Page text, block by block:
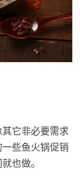
它非必要需求
些鱼火锅促销
也做。